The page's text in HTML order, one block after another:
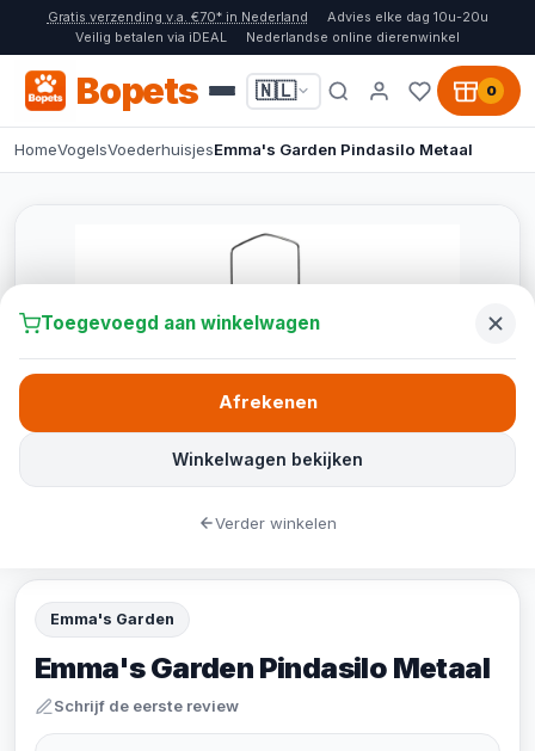
Gratis verzending v.a. €70* in Nederland
Advies elke dag 10u-20u
Veilig betalen via iDEAL
Nederlandse online dierenwinkel
Bopets 🇳🇱 0
HomeVogelsVoederhuisjesEmma's Garden Pindasilo Metaal
Emma's Garden
Emma's Garden Pindasilo Metaal
Schrijf de eerste review
Toegevoegd aan winkelwagen
Winkelwagen bekijken
Afrekenen
Verder winkelen